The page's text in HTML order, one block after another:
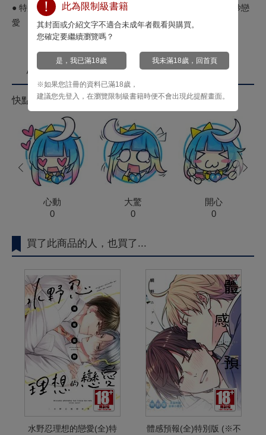
● 特別附錄雙面小卡● 執著之愛● 受盡虐待的男人們之間的奇妙戀
愛
心情投票
快點來按心情投票拿菁點！
心動
0
大驚
0
開心
0
prev next
買了此商品的人，也買了...
水野忍理想的戀愛(全)特
體感預報(全)特別版 (※不
此為限制級書籍
其封面或介紹文字不適合未成年者觀看與購買。
您確定要繼續瀏覽嗎？
是，我已滿18歲 我未滿18歲，回首頁
※如果您註冊的資料已滿18歲，
建議您先登入，在瀏覽限制級書籍時便不會出現此提醒畫面。